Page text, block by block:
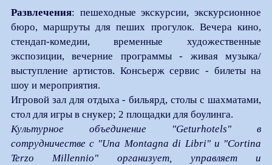
Развлечения: пешеходные экскурсии, экскурсионное
бюро, маршруты для пеших прогулок. Вечера кино,
стендап-комедии, временные художественные
экспозиции, вечерние программы - живая музыка/
выступление артистов. Консьерж сервис - билеты на
шоу и мероприятия.
Игровой зал для отдыха - бильярд, столы с шахматами,
стол для игры в снукер; 2 площадки для боулинга.
Культурное объединение "Geturhotels" в
сотрудничестве с "Una Montagna di Libri" и "Cortina
Terzo Millennio" организует, управляет и